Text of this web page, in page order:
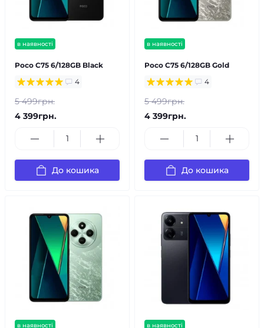
в наявності
Poco C75 6/128GB Black
4
5 499грн.
4 399грн.
До кошика
в наявності
Poco C75 6/128GB Gold
4
5 499грн.
4 399грн.
До кошика
в наявності в наявності